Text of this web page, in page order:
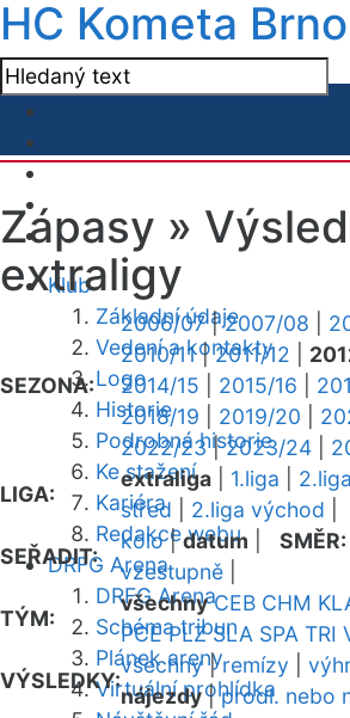
HC Kometa Brno
Klub
Základní údaje
Vedení a kontakty
Logo
Historie
Podrobná historie
Ke stažení
Kariéra
Redakce webu
DRFG Arena
DRFG Arena
Schéma tribun
Plánek areny
Virtuální prohlídka
Zápasy »
extraligy
SEZONA:
2006/07|2007/08
2010/11|2011/12
2014/15
2015/16
2018/19
2019/20
2022/23|2023/24
LIGA:
extraliga 1.liga
střed
2.liga východ
SEŘADIT:
kolo|datum SMĚR:
vzestupně
TÝM:
všechny CEB CHM
PCE PLZ SLA SPA TRI
VÝSLEDKY:
všechny|remízy
nájezdy|prodl. nebo